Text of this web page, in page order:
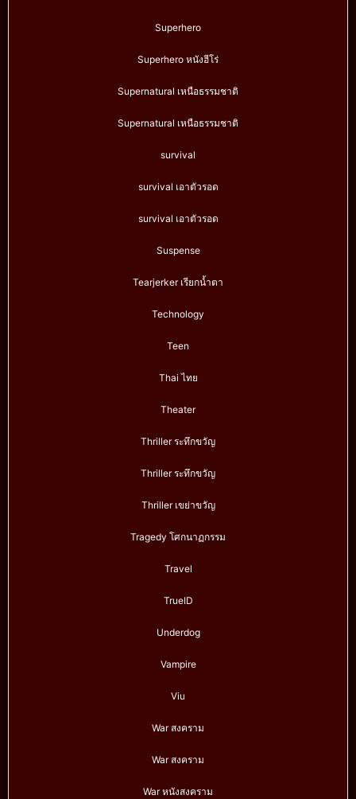
Superhero
Superhero หนังฮีโร่
Supernatural เหนือธรรมชาติ
Supernatural เหนือธรรมชาติ
survival
survival เอาตัวรอด
survival เอาตัวรอด
Suspense
Tearjerker เรียกน้ำตา
Technology
Teen
Thai ไทย
Theater
Thriller ระทึกขวัญ
Thriller ระทึกขวัญ
Thriller เขย่าขวัญ
Tragedy โศกนาฏกรรม
Travel
TrueID
Underdog
Vampire
Viu
War สงคราม
War สงคราม
War หนังสงคราม